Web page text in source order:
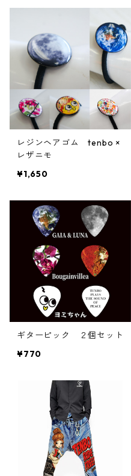
レジンヘアゴム tenbo ×
レザニモ
¥1,650
ギターピック ２個セット
¥770